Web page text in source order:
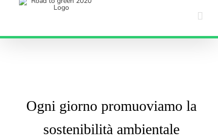
Ogni giorno promuoviamo la
sostenibilità ambientale